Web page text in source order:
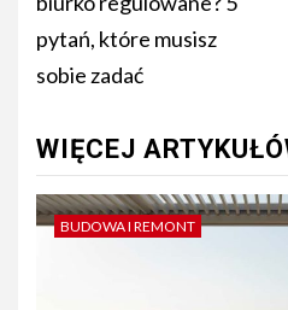
pytań, które musisz
sobie zadać
WIĘCEJ
BUDOWA I REMONT